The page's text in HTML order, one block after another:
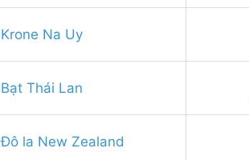
Krone Na Uy
Bạt Thái Lan
Đô la New Zealand